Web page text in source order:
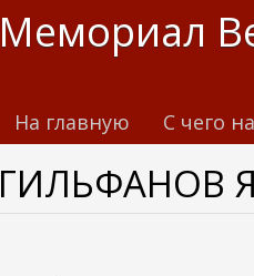
Мемориал
На главную С чего
ГИЛЬФАНОВ